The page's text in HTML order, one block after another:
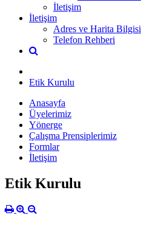
İletişim
İletişim
Adres ve Harita Bilgisi
Telefon Rehberi
Etik Kurulu
Anasayfa
Üyelerimiz
Yönerge
Çalışma Prensiplerimiz
Formlar
İletişim
Etik Kurulu